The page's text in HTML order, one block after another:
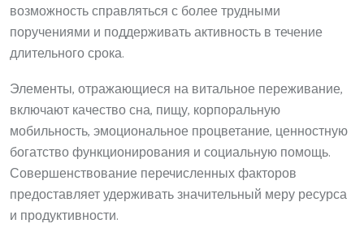
возможность справляться с более трудными
поручениями и поддерживать активность в течение
длительного срока.
Элементы, отражающиеся на витальное переживание,
включают качество сна, пищу, корпоральную
мобильность, эмоциональное процветание, ценностную
богатство функционирования и социальную помощь.
Совершенствование перечисленных факторов
предоставляет удерживать значительный меру ресурса
и продуктивности.